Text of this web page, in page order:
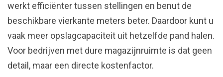
werkt efficiënter tussen stellingen en benut de
beschikbare vierkante meters beter. Daardoor kunt u
vaak meer opslagcapaciteit uit hetzelfde pand halen.
Voor bedrijven met dure magazijnruimte is dat geen
detail, maar een directe kostenfactor.